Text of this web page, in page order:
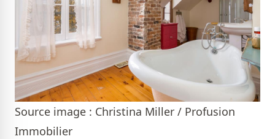
Source image : Christina Miller / Profusion
Immobilier